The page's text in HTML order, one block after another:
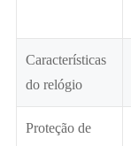
Características
do relógio
Proteção de